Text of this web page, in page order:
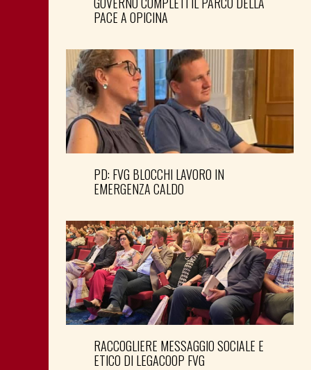
PACE A OPICINA
PD: FVG BLOCCHI LAVORO IN
EMERGENZA CALDO
RACCOGLIERE MESSAGGIO SOCIALE E
ETICO DI LEGACOOP FVG